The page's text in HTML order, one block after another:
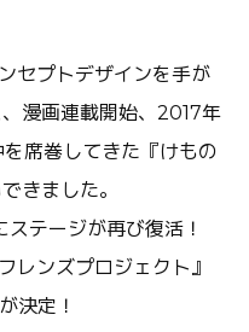
セプトデザインを手が
漫画連載開始、2017年
席巻してきた『けもの
きました。
テージが再び復活！
レンズプロジェクト』
決定！